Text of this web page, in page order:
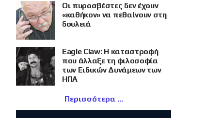
Οι πυροσβέστες δεν έχουν
«καθήκον» να πεθαίνουν στη
δουλειά
Eagle Claw: Η καταστροφή
που άλλαξε τη φιλοσοφία
των Ειδικών Δυνάμεων των
ΗΠΑ
Περισσότερα